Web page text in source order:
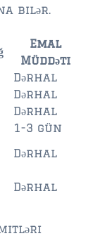
bilər.
Emal
Müddəti
Dərhal
Dərhal
Dərhal
1-3 gün
Dərhal
Dərhal